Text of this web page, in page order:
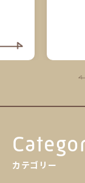
カテゴリー